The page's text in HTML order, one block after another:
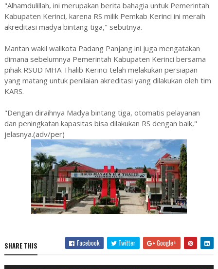
"Alhamdulillah, ini merupakan berita bahagia untuk Pemerintah
Kabupaten Kerinci, karena RS milik Pemkab Kerinci ini meraih
akreditasi madya bintang tiga," sebutnya.
Mantan wakil walikota Padang Panjang ini juga mengatakan
dimana sebelumnya Pemerintah Kabupaten Kerinci bersama
pihak RSUD MHA Thalib Kerinci telah melakukan persiapan
yang matang untuk penilaian akreditasi yang dilakukan oleh tim
KARS.
"Dengan diraihnya Madya bintang tiga, otomatis pelayanan
dan peningkatan kapasitas bisa dilakukan RS dengan baik,"
jelasnya.(adv/per)
SHARE THIS Facebook Twitter Google+